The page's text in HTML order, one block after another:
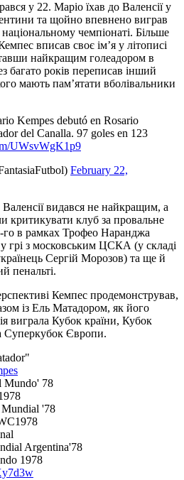
у 22. Маріо їхав до Валенсії у
та щойно впевнено виграв
чемпіонаті. Більше
вписав своє ім’я у літописі
найкращим голеадором в
багато років переписав інший
мають пам’ятати вболівальники
Kempes debutó en Rosario
del Canalla. 97 goles en 123
UWsvWgK1p9
February 22,
видався не найкращим, а
критикувати клуб за провальне
го в рамках Трофео Наранджа
грі з московським ЦСКА (у складі
Сергій Морозов) та ще й
пенальті.
Кемпес продемонстрував,
із Ель Матадором, як його
виграла Кубок країни, Кубок
Суперкубок Європи.
Mundo' 78
'78
Argentina'78
1978